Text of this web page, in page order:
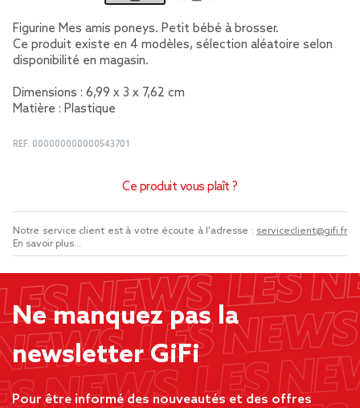
Figurine Mes amis poneys. Petit bébé à brosser.
Ce produit existe en 4 modèles, sélection aléatoire selon
disponibilité en magasin.
Dimensions : 6,99 x 3 x 7,62 cm
Matière : Plastique
REF. 000000000000543701
Ce produit vous plaît ?
Notre service client est à votre écoute à l'adresse : serviceclient@gifi.fr
En savoir plus...
Ne manquez pas la
newsletter GiFi
Pour être informé des nouveautés et des offres